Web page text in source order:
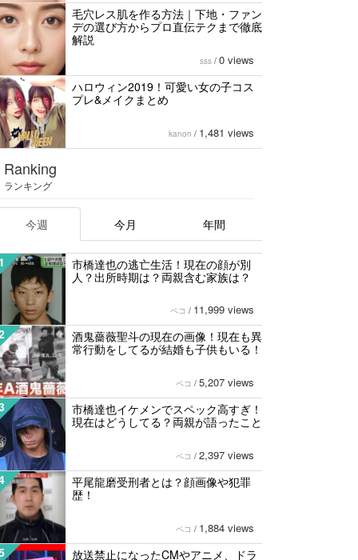
毛穴レス肌を作る方法｜下地・ファン
デの選び方からプロ直伝テクまで徹底
解説
sss / 0 views
ハロウィン2019！可愛い女の子コス
プレ&メイクまとめ
kanon / 1,481 views
Ranking
ランキング
今週 今月 年間
市橋達也の逃亡生活！現在の顔が別
人？出所時期は？両親含む家族は？
ペコ / 11,999 views
酒鬼薔薇聖斗の現在の画像！現在も異
常行動をしてるが結婚も子供もいる！
ペコ / 5,207 views
市橋達也イケメンでスペック高すぎ！
現在はどうしてる？両親が語ったこと
ペコ / 2,397 views
平尾龍磨受刑者とは？顔画像や犯罪
歴！
ペコ / 1,884 views
放送禁止になったCMやアニメ、ドラ